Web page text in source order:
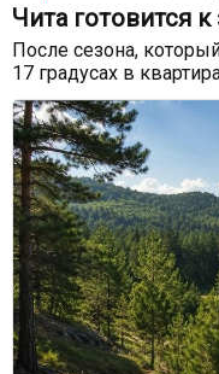
Чита готовится
После сезона,
17 градусах в